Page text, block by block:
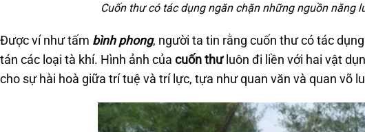
Cuốn thư có tác dụng ngăn chặn những nguồn năng
Được ví như tấm bình phong, người ta tin rằng cuốn thư có tác
tán các loại tà khí. Hình ảnh của cuốn thưluôn đi liền với hai vật
cho sự hài hoà giữa trí tuệ và trí lực, tựa như quan văn và quan võ